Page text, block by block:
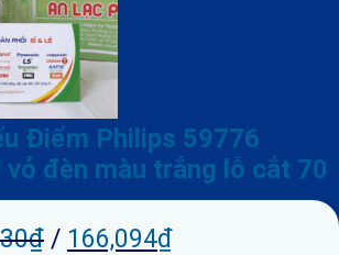
Điểm Philips 59776
vỏ đèn màu trắng lỗ cắt 70
₫ / 166,094₫